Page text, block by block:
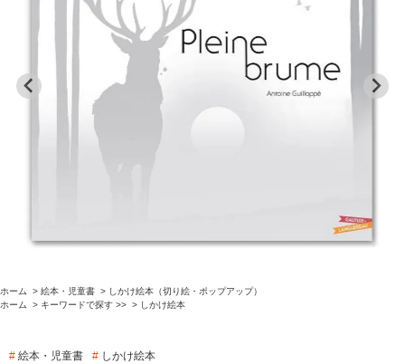
ホーム > 絵本・児童書 > しかけ絵本（切り絵・ポップアップ）
ホーム
> キーワードで探す >> > しかけ絵本
# 絵本・児童書 # しかけ絵本